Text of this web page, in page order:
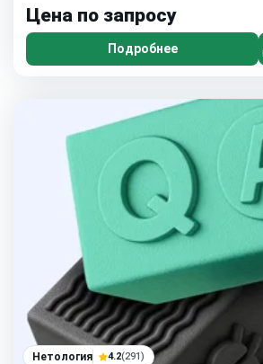
Цена по запросу
Подробнее
Нетология 4.2(291)